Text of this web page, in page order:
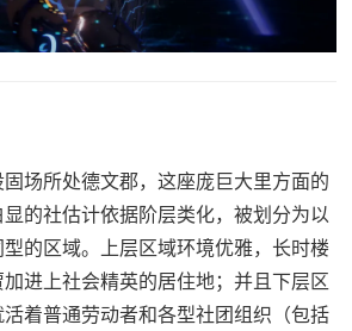
场所处德文郡，这座庞巨大里方面的
的社估计依据阶层类化，被划分为以
型的区域。上层区域环境优雅，长时楼
进上社会精英的居住地；并且下层区
着普通劳动者和各型社团组织（包括